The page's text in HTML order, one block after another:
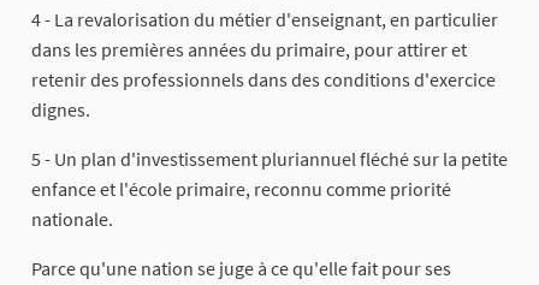
4 - La revalorisation du métier d'enseignant, en particulier
dans les premières années du primaire, pour attirer et
retenir des professionnels dans des conditions d'exercice
dignes.
5 - Un plan d'investissement pluriannuel fléché sur la petite
enfance et l'école primaire, reconnu comme priorité
nationale.
Parce qu'une nation se juge à ce qu'elle fait pour ses